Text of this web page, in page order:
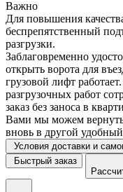
Важно
Для повышения
беспрепятственный
разгрузки.
Заблаговременно
открыть ворота для
грузовой лифт
разгрузочных работ
заказ без заноса в
Вами мы можем вернуть
вновь в другой
Условия доставки и
Быстрый заказ